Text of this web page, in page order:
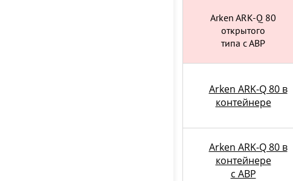
Arken ARK-Q 80
открытого
типа с АВР
Arken ARK-Q 80 в
контейнере
Arken ARK-Q 80 в
контейнере
c АВР